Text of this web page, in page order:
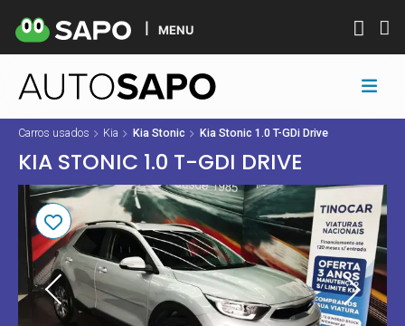
MENU
Carros usados Kia Kia Stonic Kia Stonic 1.0 T-GDi Drive
KIA STONIC 1.0 T-GDI DRIVE